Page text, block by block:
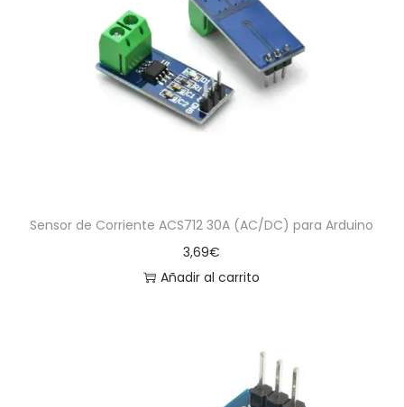
Sensor de Corriente ACS712 30A (AC/DC) para Arduino
3,69€
Añadir al carrito